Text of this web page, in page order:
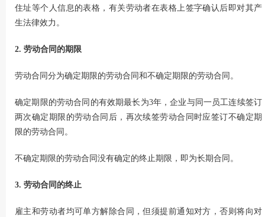
住址等个人信息的表格，有关劳动者在表格上签字确认后即对其产
生法律效力。
2. 劳动合同的期限
劳动合同分为确定期限的劳动合同和不确定期限的劳动合同。
确定期限的劳动合同的有效期最长为3年，企业与同一员工连续签订
两次确定期限的劳动合同后，再次续签劳动合同时应签订不确定期
限的劳动合同。
不确定期限的劳动合同没有确定的终止期限，即为长期合同。
3. 劳动合同的终止
雇主和劳动者均可单方解除合同，但须提前通知对方，否则将向对